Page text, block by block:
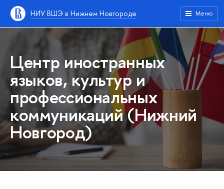
НИУ ВШЭ в Нижнем Новгороде Меню
Центр иностранных
языков, культур и
профессиональных
коммуникаций (Нижний
Новгород)